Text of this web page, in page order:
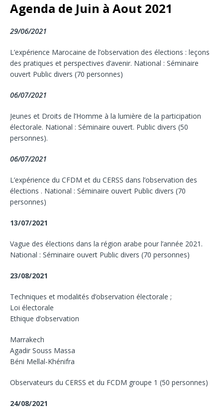
Agenda de Juin à Aout 2021
29/06/2021
L’expérience Marocaine de l’observation des élections : leçons
des pratiques et perspectives d’avenir. National : Séminaire
ouvert Public divers (70 personnes)
06/07/2021
Jeunes et Droits de l’Homme à la lumière de la participation
électorale. National : Séminaire ouvert. Public divers (50
personnes).
06/07/2021
L’expérience du CFDM et du CERSS dans l’observation des
élections . National : Séminaire ouvert Public divers (70
personnes)
13/07/2021
Vague des élections dans la région arabe pour l’année 2021.
National : Séminaire ouvert Public divers (70 personnes)
23/08/2021
Techniques et modalités d’observation électorale ;
Loi électorale
Ethique d’observation
Marrakech
Agadir Souss Massa
Béni Mellal-Khénifra
Observateurs du CERSS et du FCDM groupe 1 (50 personnes)
24/08/2021